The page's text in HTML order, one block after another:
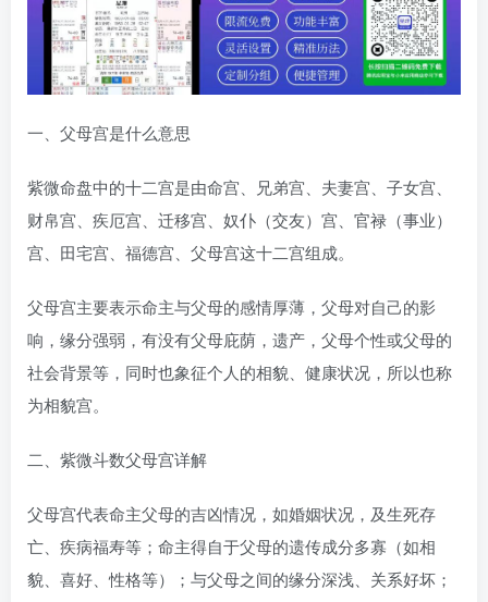
一、父母宫是什么意思
紫微命盘中的十二宫是由命宫、兄弟宫、夫妻宫、子女宫、
财帛宫、疾厄宫、迁移宫、奴仆（交友）宫、官禄（事业）
宫、田宅宫、福德宫、父母宫这十二宫组成。
父母宫主要表示命主与父母的感情厚薄，父母对自己的影
响，缘分强弱，有没有父母庇荫，遗产，父母个性或父母的
社会背景等，同时也象征个人的相貌、健康状况，所以也称
为相貌宫。
二、紫微斗数父母宫详解
父母宫代表命主父母的吉凶情况，如婚姻状况，及生死存
亡、疾病福寿等；命主得自于父母的遗传成分多寡（如相
貌、喜好、性格等）；与父母之间的缘分深浅、关系好坏；